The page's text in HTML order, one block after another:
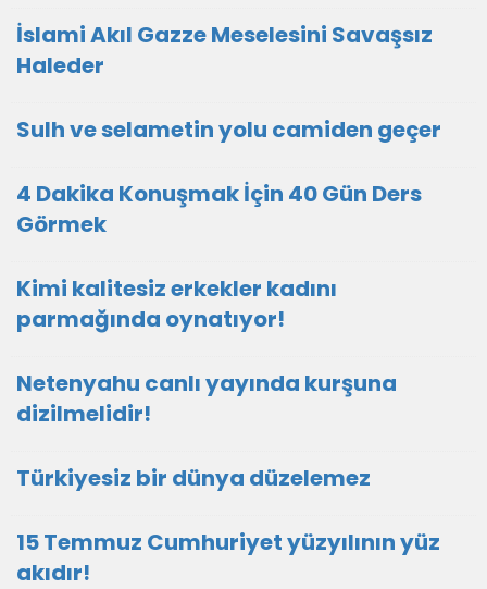
İslami Akıl Gazze Meselesini Savaşsız
Haleder
Sulh ve selametin yolu camiden geçer
4 Dakika Konuşmak İçin 40 Gün Ders
Görmek
Kimi kalitesiz erkekler kadını
parmağında oynatıyor!
Netenyahu canlı yayında kurşuna
dizilmelidir!
Türkiyesiz bir dünya düzelemez
15 Temmuz Cumhuriyet yüzyılının yüz
akıdır!